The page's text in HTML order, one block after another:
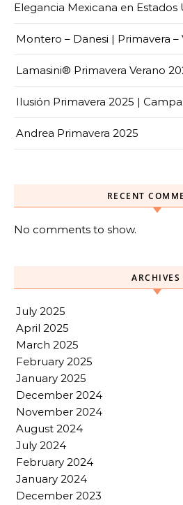
Elegancia Mexicana en Estados
Montero – Danesi | Primavera –
Lamasini® Primavera Verano
Ilusión Primavera 2025 |
Andrea Primavera 2025
RECENT
No comments to show.
ARCHIVES
July 2025
April 2025
March 2025
February 2025
January 2025
December 2024
November 2024
August 2024
July 2024
February 2024
January 2024
December 2023